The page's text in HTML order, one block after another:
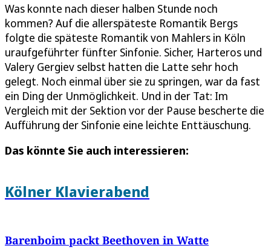
Was konnte nach dieser halben Stunde noch
kommen? Auf die allerspäteste Romantik Bergs
folgte die späteste Romantik von Mahlers in Köln
uraufgeführter fünfter Sinfonie. Sicher, Harteros und
Valery Gergiev selbst hatten die Latte sehr hoch
gelegt. Noch einmal über sie zu springen, war da fast
ein Ding der Unmöglichkeit. Und in der Tat: Im
Vergleich mit der Sektion vor der Pause bescherte die
Aufführung der Sinfonie eine leichte Enttäuschung.
Das könnte Sie auch interessieren:
Kölner Klavierabend
Barenboim packt Beethoven in Watte